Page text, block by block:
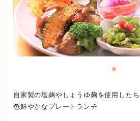
自家製の塩麹やしょうゆ麹を使用した
色鮮やかなプレートランチ